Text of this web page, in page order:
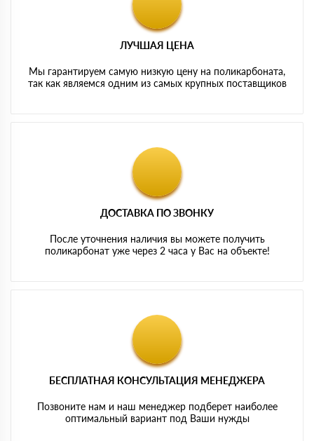
ЛУЧШАЯ ЦЕНА
Мы гарантируем самую низкую цену на поликарбоната,
так как являемся одним из самых крупных поставщиков
ДОСТАВКА ПО ЗВОНКУ
После уточнения наличия вы можете получить
поликарбонат уже через 2 часа у Вас на объекте!
БЕСПЛАТНАЯ КОНСУЛЬТАЦИЯ МЕНЕДЖЕРА
Позвоните нам и наш менеджер подберет наиболее
оптимальный вариант под Ваши нужды